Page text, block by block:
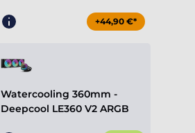
+44,90 €*
Watercooling 360mm -
Deepcool LE360 V2 ARGB